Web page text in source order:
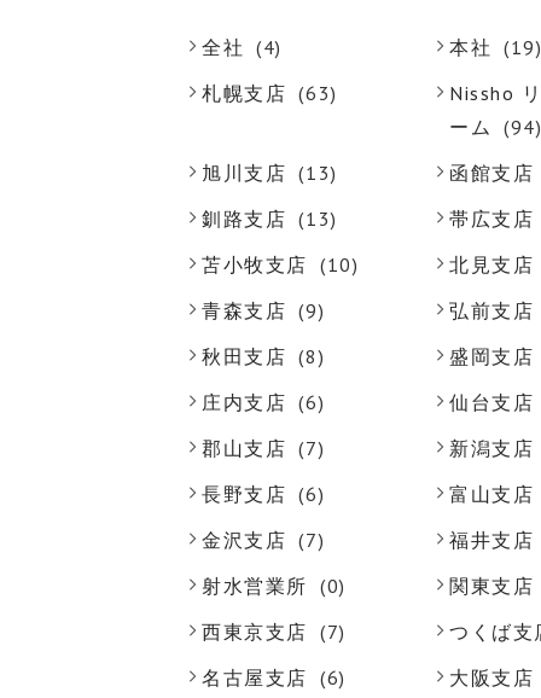
全社 (4) 本社
札幌支店 (63)
Nissho
ーム
旭川支店 (13)
函館支店
釧路支店 (13)
帯広支店
苫小牧支店 (10)
北見支店
青森支店 (9)
弘前支店
秋田支店 (8)
盛岡支店
庄内支店 (6)
仙台支店
郡山支店 (7)
新潟支店
長野支店 (6)
富山支店
金沢支店 (7)
福井支店
射水営業所 (0)
関東支店
西東京支店 (7)
つくば支
名古屋支店 (6)
大阪支店